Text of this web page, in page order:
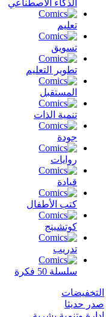
الذكاء الأصطناعي
تعليم
تسويق
تطوير التعليم
المستقبل
تنمية الذات
جودة
روايات
قيادة
كتب الأطفال
كوتشينج
تدريب
سلسلة 50 فكرة
التخفيضات
صدر حديثا